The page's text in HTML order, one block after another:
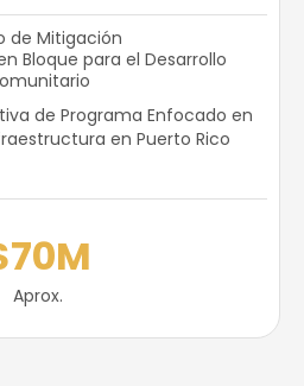
de Mitigación
Bloque para el Desarrollo
de Programa Enfocado en
en Puerto Rico
Aprox.